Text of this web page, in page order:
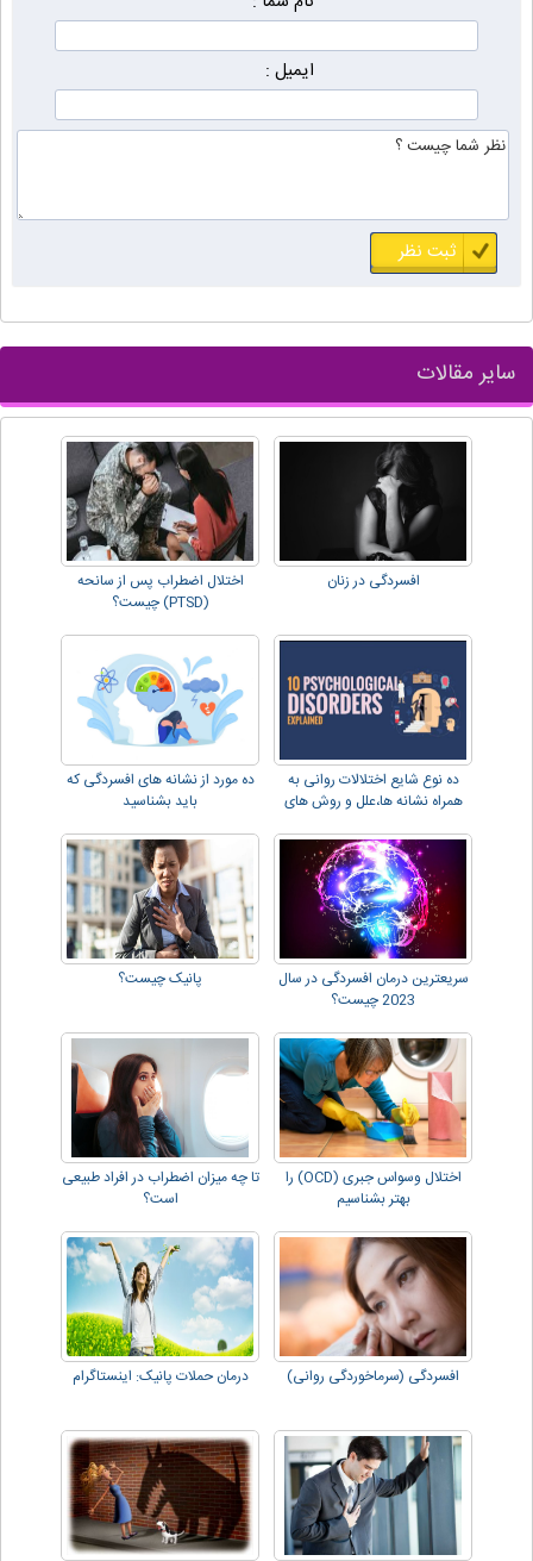
ایمیل :
سایر مقالات
افسردگی در زنان
اختلال اضطراب پس از سانحه
(PTSD) چیست؟
ده نوع شایع اختلالات روانی به
همراه نشانه ها،علل و روش های
ده مورد از نشانه های افسردگی که
باید بشناسید
سریعترین درمان افسردگی در سال
2023 چیست؟
پانیک چیست؟
اختلال وسواس جبری (OCD) را
بهتر بشناسیم
تا چه میزان اضطراب در افراد طبیعی
است؟
افسردگی (سرماخوردگی روانی) درمان حملات پانیک: اینستاگرام